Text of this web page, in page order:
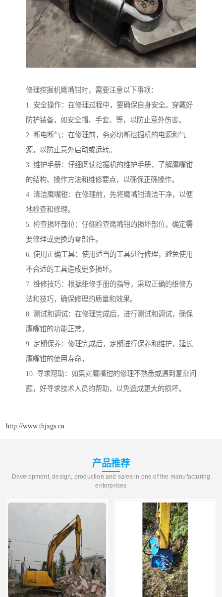
修理挖掘机鹰嘴钳时，需要注意以下事项：
1. 安全操作：在修理过程中，要确保自身安全。穿戴好
防护装备，如安全帽、手套、等，以防止意外伤害。
2. 断电断气：在修理前，务必切断挖掘机的电源和气
源，以防止意外启动或运转。
3. 维护手册：仔细阅读挖掘机的维护手册，了解鹰嘴钳
的结构、操作方法和维修要点，以确保正确操作。
4. 清洁鹰嘴钳：在修理前，先将鹰嘴钳清洁干净，以便
地检查和修理。
5. 检查损坏部位：仔细检查鹰嘴钳的损坏部位，确定需
要修理或更换的零部件。
6. 使用正确工具：使用适当的工具进行修理，避免使用
不合适的工具造成更多损坏。
7. 维修技巧：根据维修手册的指导，采取正确的维修方
法和技巧，确保修理的质量和效果。
8. 测试和调试：在修理完成后，进行测试和调试，确保
鹰嘴钳的功能正常。
9. 定期保养：修理完成后，定期进行保养和维护，延长
鹰嘴钳的使用寿命。
10. 寻求帮助：如果对鹰嘴钳的修理不熟悉或遇到复杂问
题，好寻求技术人员的帮助，以免造成更大的损坏。
http://www.thjxgs.cn
产品推荐
Development, design, production and sales in one of the manufacturing
enterprises